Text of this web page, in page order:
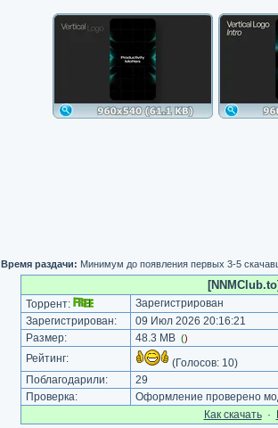
Время раздачи: Минимум до появления первых 3-5
Торрент:
Зарегистрирован
Зарегистрирован:
09 Июл 2026 20:16:21
Размер:
48.3 MB ()
Рейтинг: (Голосов: 10)
Поблагодарили:
29
Проверка:
Оформление проверено
Как cкачать·